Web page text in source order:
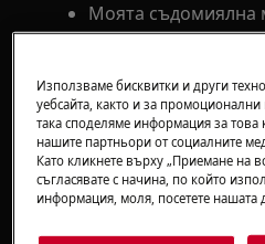
Моята съдомиялна
Включено“, „d: 0n“
да го изключите?
Стартовата
секунди и изгасва,
стартира
Отнася се до
Използваме бисквитки и други
уебсайта, както и за
така споделяме информация за това
нашите партньори от социалните
Като кликнете върху „Приемане на
съгласявате с начина, по който
информация, моля, посетете нашата